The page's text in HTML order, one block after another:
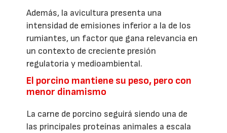
Además, la avicultura presenta una
intensidad de emisiones inferior a la de los
rumiantes, un factor que gana relevancia en
un contexto de creciente presión
regulatoria y medioambiental.
El porcino mantiene su peso, pero con
menor dinamismo
La carne de porcino seguirá siendo una de
las principales proteínas animales a escala